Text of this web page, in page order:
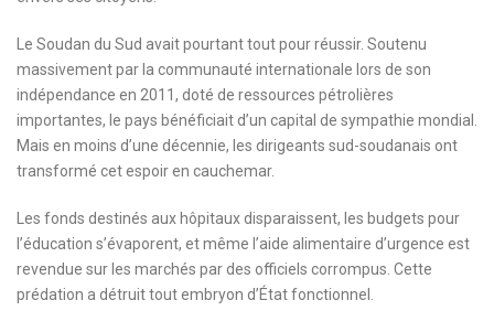
Le Soudan du Sud avait pourtant tout pour réussir. Soutenu
massivement par la communauté internationale lors de son
indépendance en 2011, doté de ressources pétrolières
importantes, le pays bénéficiait d’un capital de sympathie mondial.
Mais en moins d’une décennie, les dirigeants sud-soudanais ont
transformé cet espoir en cauchemar.
Les fonds destinés aux hôpitaux disparaissent, les budgets pour
l’éducation s’évaporent, et même l’aide alimentaire d’urgence est
revendue sur les marchés par des officiels corrompus. Cette
prédation a détruit tout embryon d’État fonctionnel.